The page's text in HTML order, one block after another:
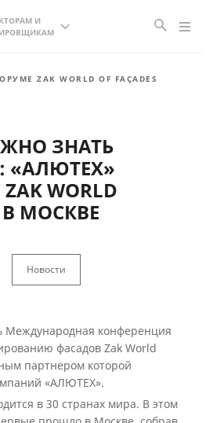
И
ZAK WORLD OF FAÇADES
ЗНАТЬ
«АЛЮТЕХ»
WORLD
В МОСКВЕ
Новости
Международная конференция
фасадов Zak World
партнером которой
«АЛЮТЕХ».
в 30 странах мира. В этом